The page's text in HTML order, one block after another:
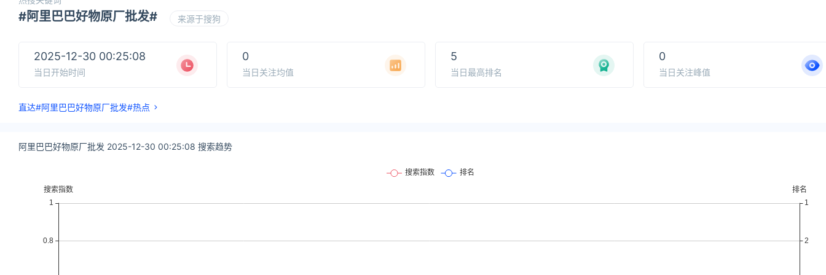
#阿里巴巴好物原厂批发# 来源于搜狗
2025-12-30 00:25:08
当日开始时间
0
当日关注均值
5
当日最高排名
0
当日关注峰值
直达#阿里巴巴好物原厂批发#热点
阿里巴巴好物原厂批发 2025-12-30 00:25:08 搜索趋势